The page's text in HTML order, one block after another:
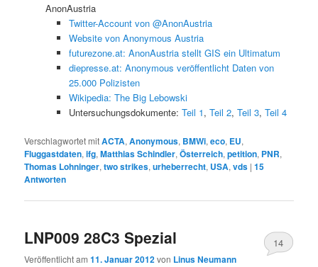
AnonAustria
Twitter-Account von @AnonAustria
Website von Anonymous Austria
futurezone.at: AnonAustria stellt GIS ein Ultimatum
diepresse.at: Anonymous veröffentlicht Daten von
25.000 Polizisten
Wikipedia: The Big Lebowski
Untersuchungsdokumente: Teil 1, Teil 2, Teil 3, Teil 4
Verschlagwortet mitACTA,Anonymous, BMWi,eco, EU,
Fluggastdaten,ifg,Matthias Schindler,Österreich,petition, PNR,
Thomas Lohninger,two strikes,urheberrecht, USA,vds |15
Antworten
LNP009 28C3 Spezial
Veröffentlicht am11. Januar 2012von Linus Neumann
14